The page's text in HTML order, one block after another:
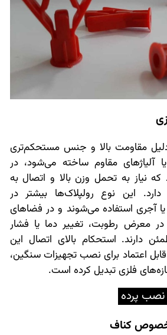
مقاومت بالا و جنس مستحکم‌تری
آلیاژهای مقاوم ساخته می‌شود، در
که نیاز به تحمل وزن بالا و اتصال به
این نوع رولپلاک‌ها بیشتر در
آجری استفاده می‌شوند و در فضاهای
معرض رطوبت، تغییر دما یا فشار
دارند. استحکام بالای اتصال این
اعتماد برای نصب تجهیزات سنگین،
فلزی تبدیل کرده است.
پرده
کناف